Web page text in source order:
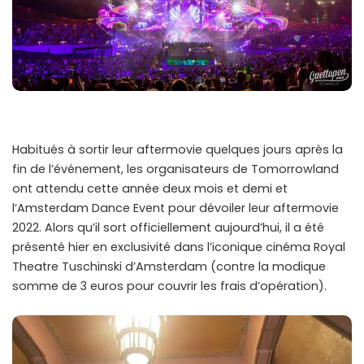
Habitués à sortir leur aftermovie quelques jours après la
fin de l’événement, les organisateurs de Tomorrowland
ont attendu cette année deux mois et demi et
l’Amsterdam Dance Event pour dévoiler leur aftermovie
2022. Alors qu’il sort officiellement aujourd’hui, il a été
présenté hier en exclusivité dans l’iconique cinéma Royal
Theatre Tuschinski d’Amsterdam (contre la modique
somme de 3 euros pour couvrir les frais d’opération).